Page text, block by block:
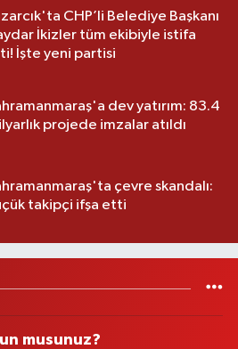
CHP’li Belediye Başkanı
İkizler tüm ekibiyle istifa
İşte yeni partisi
dev yatırım: 83.4
projede imzalar atıldı
çevre skandalı:
takipçi ifşa etti
musunuz?